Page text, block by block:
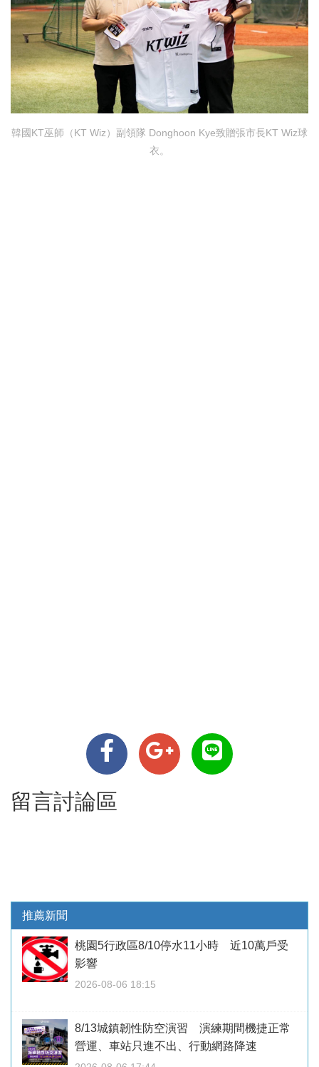
韓國KT巫師（KT Wiz）副領隊 Donghoon Kye致贈張市長KT Wiz球
衣。
留言討論區
推薦新聞
桃園5行政區8/10停水11小時 近10萬戶受
影響
2026-08-06 18:15
8/13城鎮韌性防空演習 演練期間機捷正常
營運、車站只進不出、行動網路降速